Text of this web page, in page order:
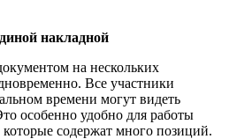
накладной
на нескольких
Все участники
времени могут видеть
особенно удобно для работы
содержат много позиций.